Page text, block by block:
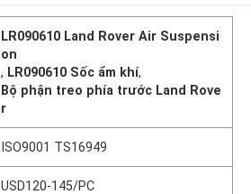
LR090610 Land Rover Air Suspensi
on
, LR090610 Sốc ẩm khí,
Bộ phận treo phía trước Land Rove
r
ISO9001 TS16949
USD120-145/PC